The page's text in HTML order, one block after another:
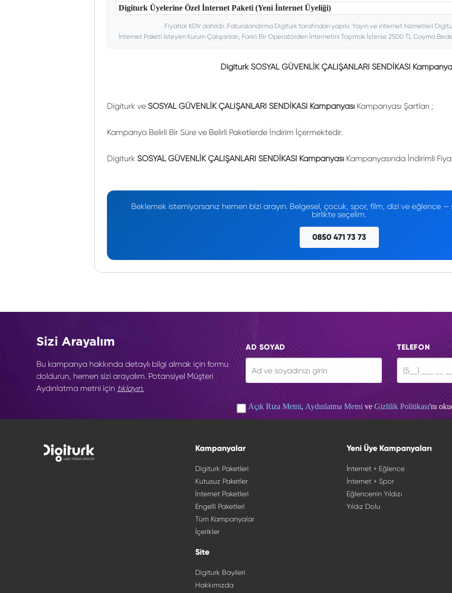
Digiturk Üyelerine Özel İnternet Paketi (Yeni İnternet Üyeliği)
Fiyatlar KDV dahildir. Faturalandırma Digiturk tarafından yapılır. Yayın ve internet hizmetleri
İnternet Paketi İsteyen Kurum Çalışanları, Farklı Bir Operatörden İnternetini Taşımak İsterse 2500 TL Cayma
Digiturk SOSYAL GÜVENLİK ÇALIŞANLARI SENDİKASI
Digiturk ve SOSYAL GÜVENLİK ÇALIŞANLARI SENDİKASI Kampanyası Kampanyası Şartları ;
Kampanya Belirli Bir Süre ve Belirli Paketlerde İndirim İçermektedir.
Digiturk SOSYAL GÜVENLİK ÇALIŞANLARI SENDİKASI Kampanyası Kampanyasında İndirimli
Beklemek istemiyorsanız hemen bizi arayın. Belgesel, çocuk, spor, film, dizi ve eğlence
birlikte seçelim.
0850 471 73 73
Sizi Arayalım
Bu kampanya hakkında detaylı bilgi almak için formu
doldurun, hemen sizi arayalım. Potansiyel Müşteri
Aydınlatma metni için tıklayın.
AD SOYAD TELEFON
Açık Rıza Metni, Aydınlatma Metni ve Gizlilik Politikası'nı
Kampanyalar
Digiturk Paketleri
Kutusuz Paketler
İnternet Paketleri
Engelli Paketleri
Tüm Kampanyalar
İçerikler
Site
Digiturk Bayileri
Hakkımızda
Yeni Üye Kampanyaları
İnternet + Eğlence
İnternet + Spor
Eğlencenin Yıldızı
Yıldız Dolu